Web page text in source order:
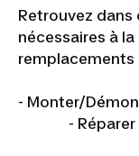
Retrouvez
nécessaires à
remplacements
- Monter/
- Réparer